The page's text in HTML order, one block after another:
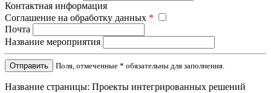
Контактная информация
Соглашение на обработку данных *
Почта
Название мероприятия
Поля, отмеченные * обязательны для заполнения.
Название страницы: Проекты интегрированных решений